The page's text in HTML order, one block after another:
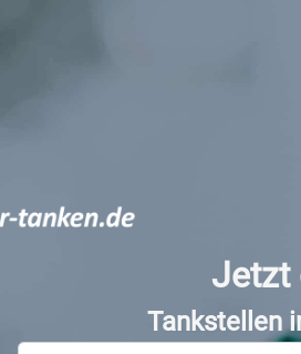
Jetzt
Tankstellen